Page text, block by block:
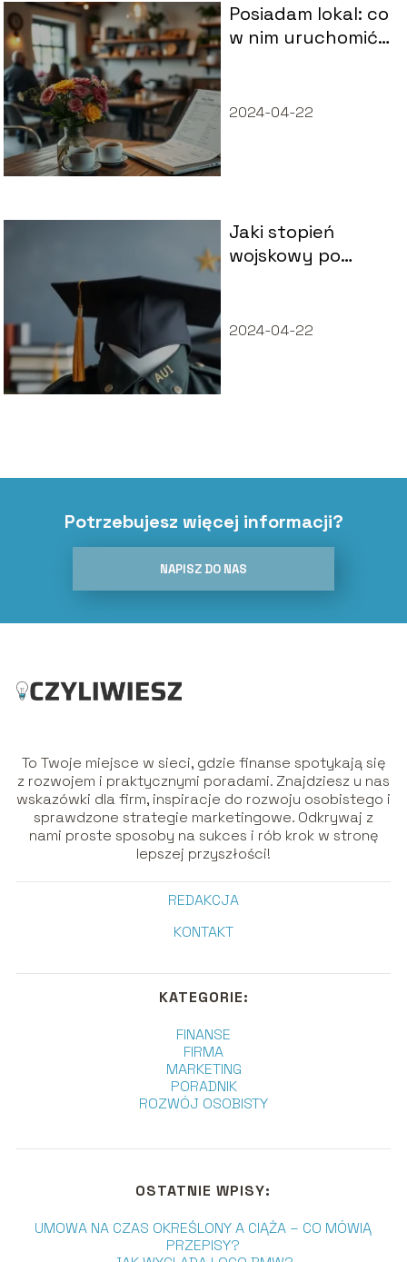
Posiadam lokal: co
w nim uruchomić?
działalność
2024-04-22
Jaki stopień
wojskowy po
2024-04-22
Potrzebujesz więcej informacji?
NAPISZ DO NAS
To Twoje miejsce w sieci, gdzie finanse spotykają się
z rozwojem i praktycznymi poradami. Znajdziesz u nas
wskazówki dla firm, inspiracje do rozwoju osobistego i
sprawdzone strategie marketingowe. Odkrywaj z
nami proste sposoby na sukces i rób krok w stronę
lepszej przyszłości!
REDAKCJA
KONTAKT
KATEGORIE:
FINANSE
FIRMA
MARKETING
PORADNIK
ROZWÓJ OSOBISTY
OSTATNIE WPISY:
UMOWA NA CZAS OKREŚLONY A CIĄŻA – CO MÓWIĄ
PRZEPISY?